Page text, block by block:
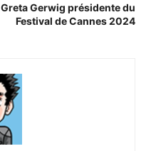
Greta Gerwig présidente du
Festival de Cannes 2024